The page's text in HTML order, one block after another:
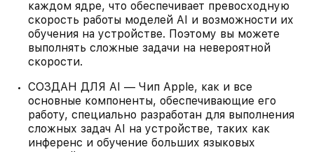
каждом ядре, что обеспечивает превосходную
скорость работы моделей AI и возможности их
обучения на устройстве. Поэтому вы можете
выполнять сложные задачи на невероятной
скорости.
СОЗДАН ДЛЯ AI — Чип Apple, как и все
основные компоненты, обеспечивающие его
работу, специально разработан для выполнения
сложных задач AI на устройстве, таких как
инференс и обучение больших языковых